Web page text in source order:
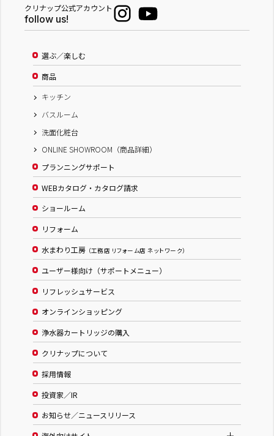
クリナップ公式アカウント
follow us!
選ぶ／楽しむ
商品
キッチン
バスルーム
洗面化粧台
ONLINE SHOWROOM（商品詳細）
プランニングサポート
WEBカタログ・カタログ請求
ショールーム
リフォーム
水まわり工房 （工務店 リフォーム店 ネットワーク）
ユーザー様向け（サポートメニュー）
リフレッシュサービス
オンラインショッピング
浄水器カートリッジの購入
クリナップについて
採用情報
投資家／IR
お知らせ／ニュースリリース